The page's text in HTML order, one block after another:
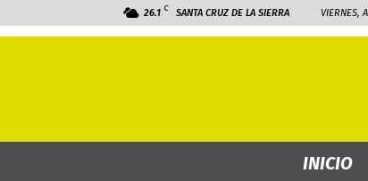
26.1 C SANTA CRUZ DE LA SIERRA VIERNES,
INICIO